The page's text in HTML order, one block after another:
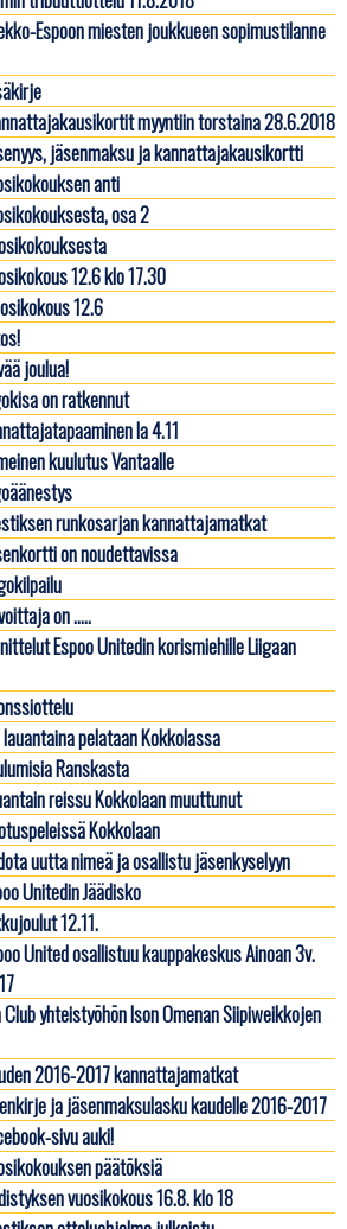
Espoon miesten joukkueen sopimustilanne
myyntiin torstaina 28.6.2018
jäsenmaksu ja kannattajakausikortti
anti
osa 2
12.6 klo 17.30
12.6
joulua!
on ratkennut
la 4.11
kuulutus Vantaalle
runkosarjan kannattajamatkat
on noudettavissa
on .....
Espoo Unitedin korismiehille Liigaan
lauantaina pelataan Kokkolassa
Ranskasta
reissu Kokkolaan muuttunut
Kokkolaan
uutta nimeä ja osallistu jäsenkyselyyn
Unitedin Jäädisko
12.11.
United osallistuu kauppakeskus Ainoan 3v.
Club yhteistyöhön Ison Omenan Siipiweikkojen
2016-2017 kannattajamatkat
ja jäsenmaksulasku kaudelle 2016-2017
sivu auki!
päätöksiä
vuosikokous 16.8. klo 18